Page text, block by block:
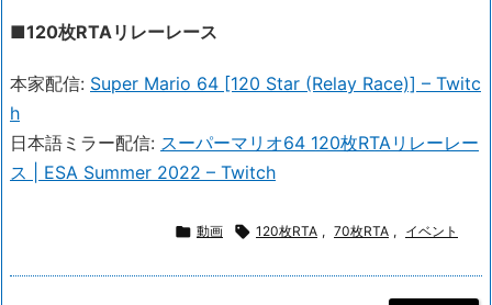
■120枚RTAリレーレース
本家配信: Super Mario 64 [120 Star (Relay Race)] – Twitc
h
日本語ミラー配信: スーパーマリオ64 120枚RTAリレーレー
ス | ESA Summer 2022 – Twitch
 動画  120枚RTA , 70枚RTA , イベント